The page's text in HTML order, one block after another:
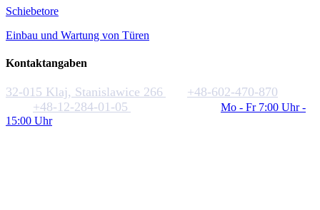
Schiebetore
Einbau und Wartung von Türen
Kontaktangaben
32-015 Klaj, Stanislawice 266
+48-602-470-870
+48-12-284-01-05
Mo - Fr 7:00 Uhr -
15:00 Uhr